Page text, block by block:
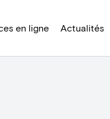
en ligne Actualités